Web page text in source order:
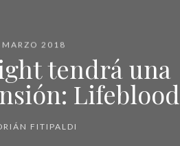
2018
tendrá una
Lifeblood
FITIPALDI